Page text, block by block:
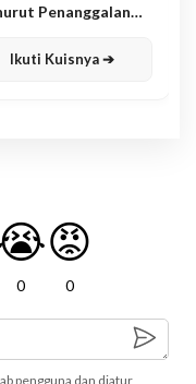
Penanggalan
Ikuti Kuisnya ➔
0
😡
0
pengguna dan diatur